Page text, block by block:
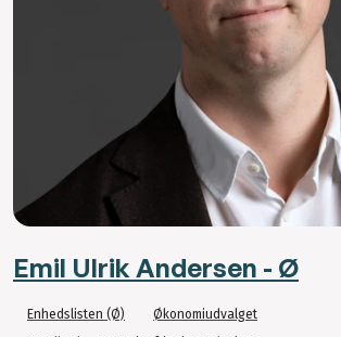
Emil Ulrik Andersen - Ø
Enhedslisten (Ø)
Økonomiudvalget